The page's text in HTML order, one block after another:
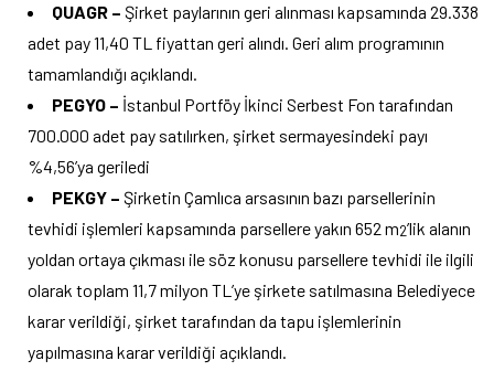
QUAGR – Şirket paylarının geri alınması kapsamında 29.338
adet pay 11,40 TL fiyattan geri alındı. Geri alım programının
tamamlandığı açıklandı.
PEGYO – İstanbul Portföy İkinci Serbest Fon tarafından
700.000 adet pay satılırken, şirket sermayesindeki payı
%4,56’ya geriledi
PEKGY – Şirketin Çamlıca arsasının bazı parsellerinin
tevhidi işlemleri kapsamında parsellere yakın 652 m2’lik alanın
yoldan ortaya çıkması ile söz konusu parsellere tevhidi ile ilgili
olarak toplam 11,7 milyon TL’ye şirkete satılmasına Belediyece
karar verildiği, şirket tarafından da tapu işlemlerinin
yapılmasına karar verildiği açıklandı.